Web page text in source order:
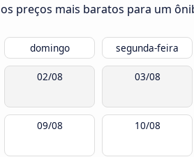
os preços mais baratos para um
domingo segunda-feira
02/08 03/08
09/08 10/08